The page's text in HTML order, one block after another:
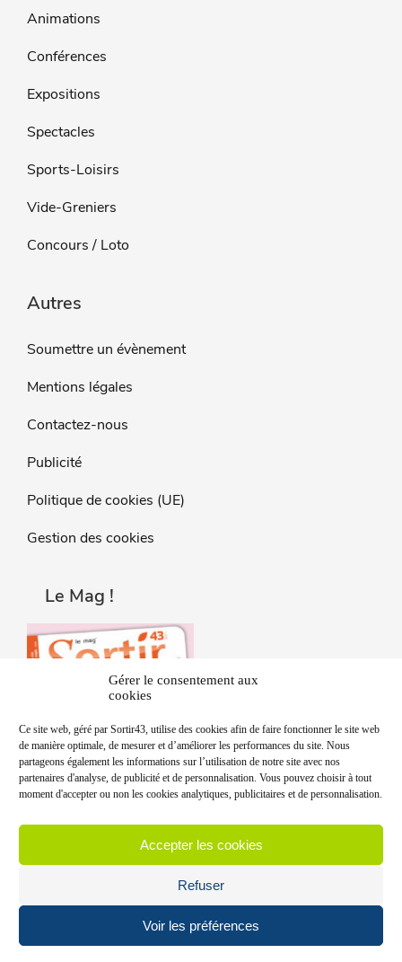
Gérer le consentement aux
cookies
Ce site web, géré par Sortir43, utilise des cookies afin de faire fonctionner le site web
de manière optimale, de mesurer et d’améliorer les performances du site. Nous
partageons également les informations sur l’utilisation de notre site avec nos
partenaires d'analyse, de publicité et de personnalisation. Vous pouvez choisir à tout
moment d'accepter ou non les cookies analytiques, publicitaires et de personnalisation.
Accepter les cookies
Refuser
Voir les préférences
Animations
Conférences
Expositions
Spectacles
Sports-Loisirs
Vide-Greniers
Concours / Loto
Autres
Soumettre un évènement
Mentions légales
Contactez-nous
Publicité
Politique de cookies (UE)
Gestion des cookies
Le Mag !